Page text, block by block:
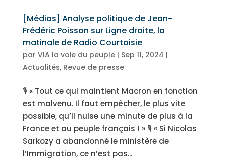
[Médias] Analyse politique de Jean-
Frédéric Poisson sur Ligne droite, la
matinale de Radio Courtoisie
par VIA la voie du peuple| Sep 11, 2024 |
Actualités, Revue de presse
🎙 « Tout ce qui maintient Macron en fonction
est malvenu. Il faut empêcher, le plus vite
possible, qu’il nuise une minute de plus à la
France et au peuple français ! » 🎙 « Si Nicolas
Sarkozy a abandonné le ministère de
l’Immigration, ce n’est pas...